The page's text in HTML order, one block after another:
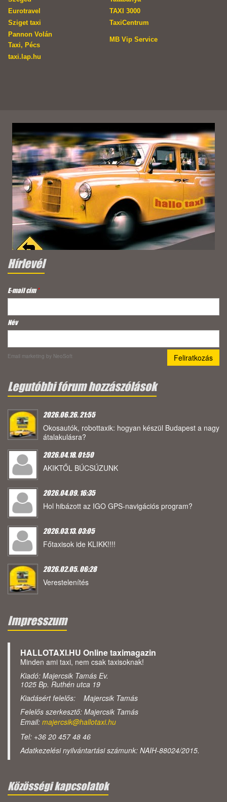
Eurotravel
TAXI 3000
Sziget taxi
TaxiCentrum
Pannon Volán
Taxi, Pécs
MB Vip Service
taxi.lap.hu
Hírlevél
E-mail cím*
Név
Email marketing by NeoSoft
Legutóbbi fórum hozzászólások
2026.06.26. 21:55
Okosautók, robottaxik: hogyan készül Budapest a nagy
átalakulásra?
2026.04.18. 01:50
AKIKTŐL BÚCSÚZUNK
2026.04.09. 16:35
Hol hibázott az IGO GPS-navigációs program?
2026.03.13. 03:05
Főtaxisok ide KLIKK!!!!
2026.02.05. 06:28
Verestelenítés
Impresszum
HALLOTAXI.HU Online taximagazin
Minden ami taxi, nem csak taxisoknak!
Kiadó: Majercsik Tamás Ev.
1025 Bp. Ruthén utca 19
Kiadásért felelős: Majercsik Tamás
Felelős szerkesztő: Majercsik Tamás
Email: majercsik@hallotaxi.hu
Tel: +36 20 457 48 46
Adatkezelési nyilvántartási számunk: NAIH-88024/2015.
Közösségi kapcsolatok